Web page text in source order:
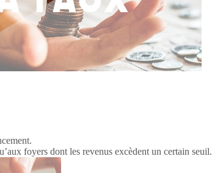
foyers dont les revenus excèdent un certain seuil.